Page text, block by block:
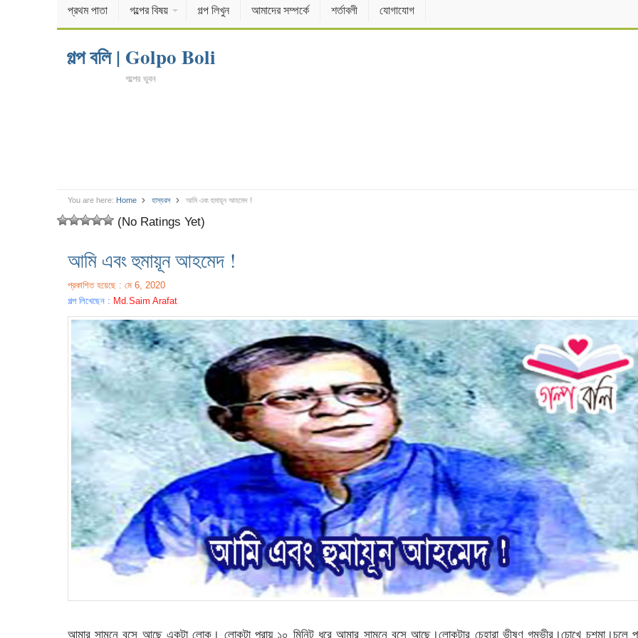
প্রথম পাতা গল্পের বিষয় গল্প লিখুন আমাদের সম্পর্কে শর্তাবলী যোগাযোগ
গল্প বলি | Golpo Boli
গল্পের ভুবন
You are here: Home হাস্যরস আমি এবং হুমায়ূন আহমেদ !
(No Ratings Yet)
আমি এবং হুমায়ূন আহমেদ !
প্রকাশিত হয়েছে : মে 6, 2020
গল্প লিখেছেন : Md.Saim Arafat
আমার সামনে বসে আছে একটা লোক। লোকটা প্রায় ১০ মিনিট ধরে আমার সামনে বসে আছে।লোকটার চেহারা ভীষণ গম্ভীর।চোখে চশমা।চুলে